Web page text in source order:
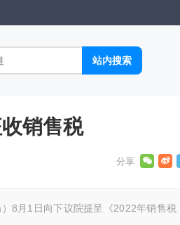
销售税
8月1日向下议院提呈《2022年销售税